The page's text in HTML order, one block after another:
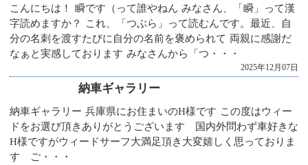
こんにちは！ 瞬です（って誰やねん みなさん、「瞬」って漢
字読めますか？ これ、「つぶら」って読むんです。最近、自
分の名刺を渡すたびに自分の名前を褒められて 両親に感謝だ
なぁと実感しております みなさんから「つ・・・
2025年12月07日
納車ギャラリー
納車ギャラリー 兵庫県にお住まいのH様です この度はウィー
ドをお選び頂きありがとうございます 国内外問わず車好きな
H様ですがウィードサーフ大満足頂き大変嬉しく思っておりま
す ご・・・